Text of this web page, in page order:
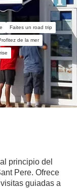
Faites un road trip
de la mer
principio del
Pere. Ofrece
guiadas a